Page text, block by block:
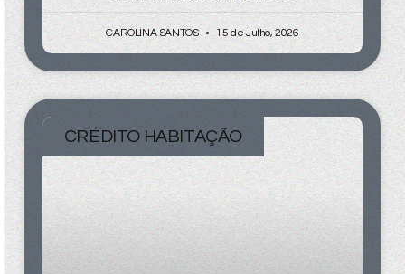
CAROLINA SANTOS 15 de Julho, 2026
CRÉDITO HABITAÇÃO